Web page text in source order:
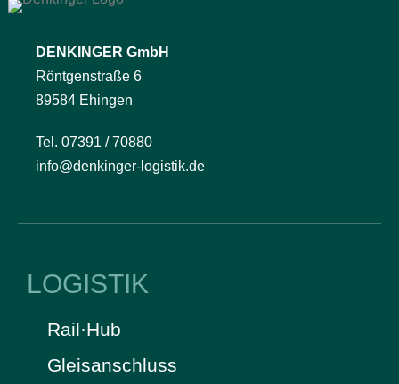
DENKINGER GmbH
Röntgenstraße 6
89584 Ehingen
Tel. 07391 / 70880
info@denkinger-logistik.de
LOGISTIK
Rail·Hub
Gleisanschluss